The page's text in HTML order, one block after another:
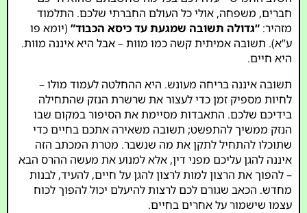
חברים, משפחה, אולי כל העולם החברתי שלכם. התלמוד
מזהיר:“גדולה תשובה שמגעת עד כיסא הכבוד” (יומא פו
ע”א). תשובה אמיתית קשה כמו מוות – אבל היא איננה מוות.
היא חיים.
תשובה איננה בריחה מעונש. היא ההחלטה לעמוד מולו –
לחיות מספיק זמן כדי לעצור את שרשרת הנזק שהתחילה
בידיכם שלכם. התאבדות מסיימת את הסיפור במקום שבו
הנזק ממשיך להתפשט; תשובה משאירה אתכם בחיים כדי
שתוכלו להתחיל לתקן את מה שנשבר. מטרת המכתב הזה
איננה להגן עליכם מפני דין, אלא למנוע את מעשה ההרס הבא
– להפוך את הרצון למות לרצון להגן על חיים, להעיד, לבנות
מחדש. הכאב שגורם לכם לרצות להיעלם יכול להפוך לכוח
עצמו שישמור על אחרים בחיים.